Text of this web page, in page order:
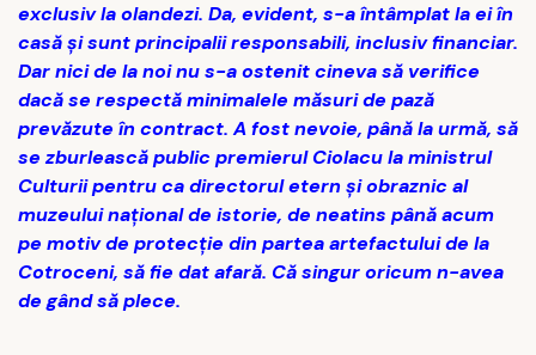
exclusiv la olandezi. Da, evident, s-a întâmplat la ei în
casă și sunt principalii responsabili, inclusiv financiar.
Dar nici de la noi nu s-a ostenit cineva să verifice
dacă se respectă minimalele măsuri de pază
prevăzute în contract. A fost nevoie, până la urmă, să
se zburlească public premierul Ciolacu la ministrul
Culturii pentru ca directorul etern și obraznic al
muzeului național de istorie, de neatins până acum
pe motiv de protecție din partea artefactului de la
Cotroceni, să fie dat afară. Că singur oricum n-avea
de gând să plece.